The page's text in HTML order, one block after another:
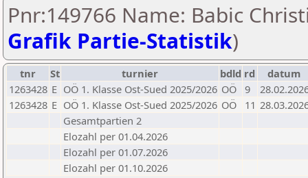
Pnr:149766 Name: Babic
Grafik Partie-Statistik)
tnr St turnier bdld rd
datum
1263428 E OÖ 1. Klasse Ost-Sued 2025/2026 OÖ 9
1263428 E OÖ 1. Klasse Ost-Sued 2025/2026 OÖ 11
Gesamtpartien 2
Elozahl per 01.04.2026
Elozahl per 01.07.2026
Elozahl per 01.10.2026